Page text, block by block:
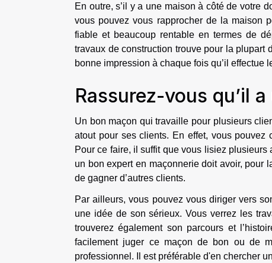
En outre, s’il y a une maison à côté de votre
vous pouvez vous rapprocher de la maison
fiable et beaucoup rentable en termes de
travaux de construction trouve pour la plupart
bonne impression à chaque fois qu’il effectue
Rassurez-vous qu’il
Un bon maçon qui travaille pour plusieurs
atout pour ses clients. En effet, vous
Pour ce faire, il suffit que vous lisiez
un bon expert en maçonnerie doit avoir, pour
de gagner d’autres clients.
Par ailleurs, vous pouvez vous diriger vers
une idée de son sérieux. Vous verrez les
trouverez également son parcours et
facilement juger ce maçon de bon ou de
professionnel. Il est préférable d'en chercher